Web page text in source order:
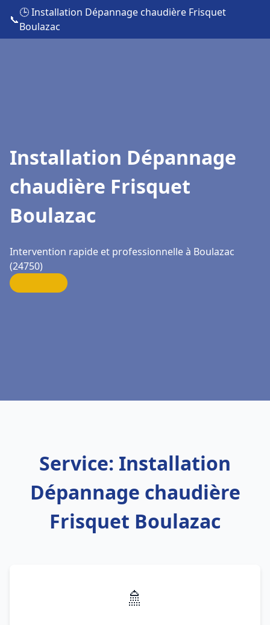
📞
🕒 Installation Dépannage chaudière Frisquet
Boulazac
Installation Dépannage
chaudière Frisquet
Boulazac
Intervention rapide et professionnelle à Boulazac
(24750)
Service: Installation
Dépannage chaudière
Frisquet Boulazac
🚿